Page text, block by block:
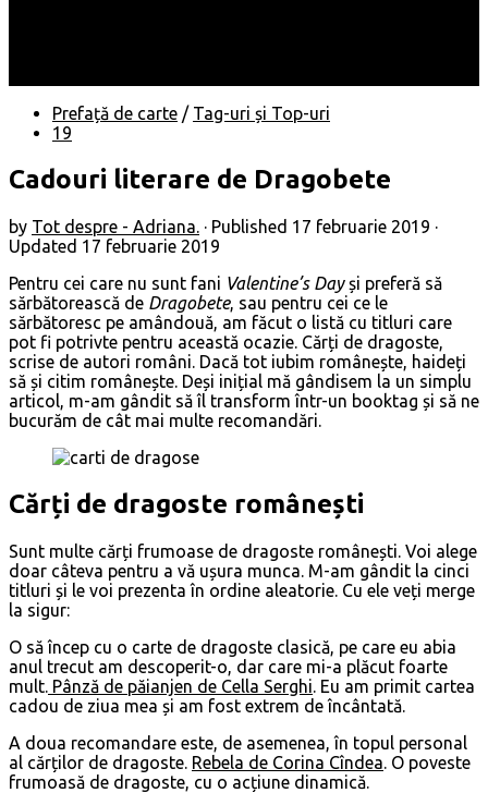
Prefață de carte / Tag-uri și Top-uri
19
Cadouri literare de Dragobete
by Tot despre - Adriana. · Published 17 februarie 2019 ·
Updated 17 februarie 2019
Pentru cei care nu sunt fani Valentine’s Dayși preferă să
sărbătorească de Dragobete, sau pentru cei ce le
sărbătoresc pe amândouă, am făcut o listă cu titluri care
pot fi potrivte pentru această ocazie. Cărți de dragoste,
scrise de autori români. Dacă tot iubim românește, haideți
să și citim românește. Deși inițial mă gândisem la un simplu
articol, m-am gândit să îl transform într-un booktag și să ne
bucurăm de cât mai multe recomandări.
Cărți de dragoste românești
Sunt multe cărți frumoase de dragoste românești. Voi alege
doar câteva pentru a vă ușura munca. M-am gândit la cinci
titluri și le voi prezenta în ordine aleatorie. Cu ele veți merge
la sigur:
O să încep cu o carte de dragoste clasică, pe care eu abia
anul trecut am descoperit-o, dar care mi-a plăcut foarte
mult. Pânză de păianjen de Cella Serghi. Eu am primit cartea
cadou de ziua mea și am fost extrem de încântată.
A doua recomandare este, de asemenea, în topul personal
al cărților de dragoste. Rebela de Corina Cîndea. O poveste
frumoasă de dragoste, cu o acțiune dinamică.